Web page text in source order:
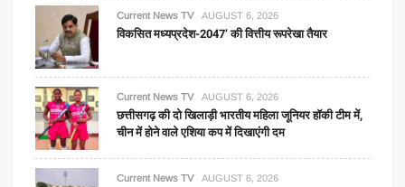
Current News TV AUGUST 6, 2026
विकसित मध्यप्रदेश-2047’ की वित्तीय रूपरेखा तैयार
Current News TV AUGUST 6, 2026
छत्तीसगढ़ की दो खिलाड़ी भारतीय महिला जूनियर हॉकी टीम में,
चीन में होने वाले एशिया कप में दिखाएंगी दम
Current News TV AUGUST 6, 2026